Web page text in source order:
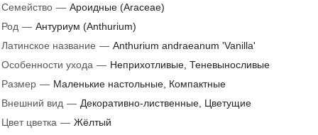
Семейство — Ароидные (Araceae)
Род — Антуриум (Anthurium)
Латинское название — Anthurium andraeanum 'Vanilla'
Особенности ухода — Неприхотливые, Теневыносливые
Размер — Маленькие настольные, Компактные
Внешний вид — Декоративно-лиственные, Цветущие
Цвет цветка — Жёлтый